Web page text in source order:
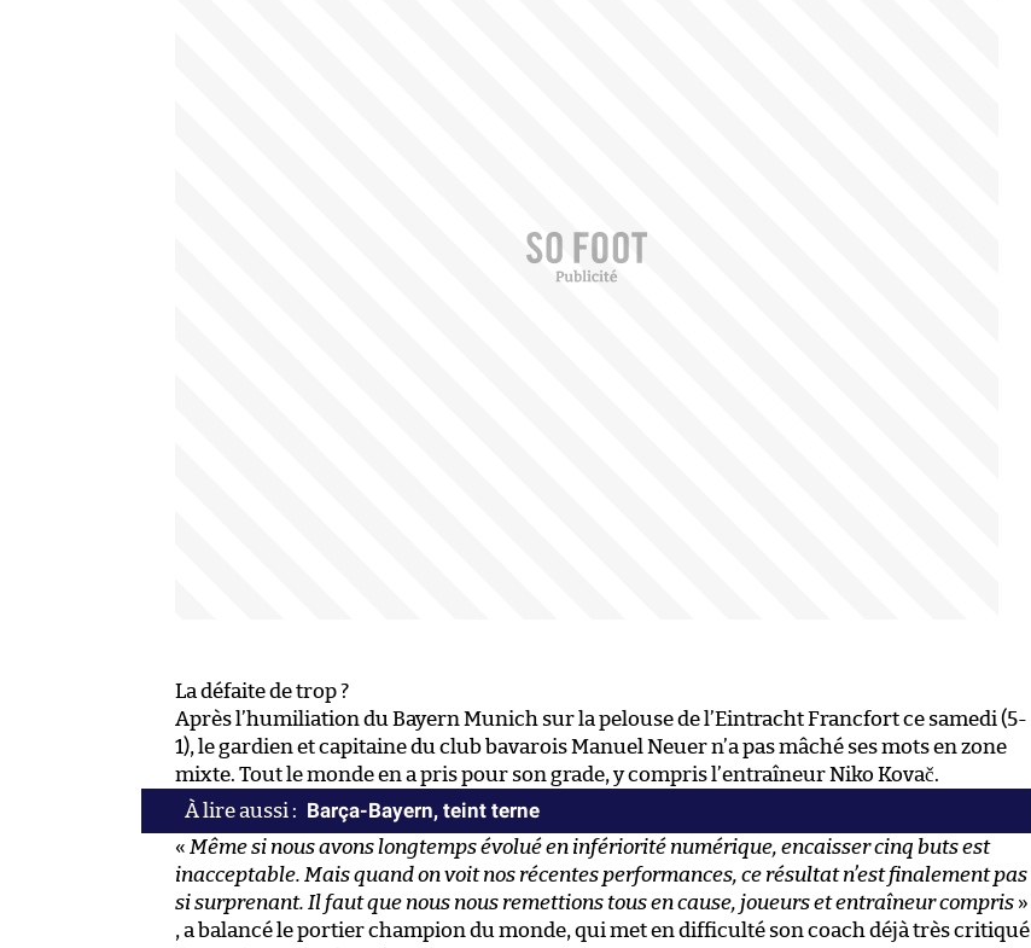
La défaite de trop ?
Après l’humiliation du Bayern Munich sur la pelouse de l’Eintracht Francfort ce samedi (5-
1), le gardien et capitaine du club bavarois Manuel Neuer n’a pas mâché ses mots en zone
mixte. Tout le monde en a pris pour son grade, y compris l’entraîneur Niko Kovač.
Barça-Bayern, teint terne
« Même si nous avons longtemps évolué en infériorité numérique, encaisser cinq buts est
inacceptable. Mais quand on voit nos récentes performances, ce résultat n’est finalement pas
si surprenant. Il faut que nous nous remettions tous en cause, joueurs et entraîneur compris »
, a balancé le portier champion du monde, qui met en difficulté son coach déjà très critiqué